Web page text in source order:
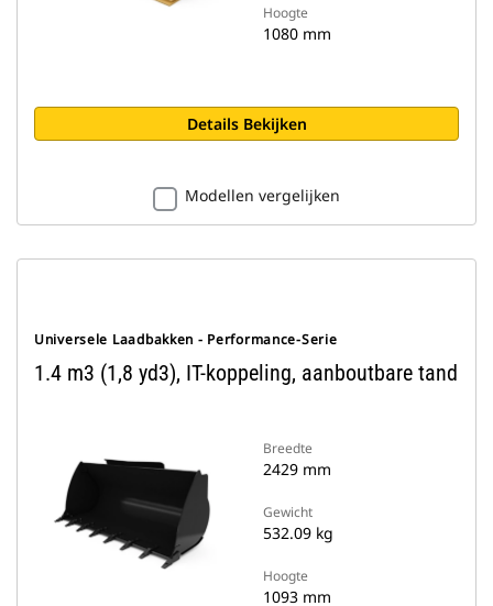
Hoogte
1080 mm
Details Bekijken
Modellen vergelijken
Universele Laadbakken - Performance-Serie
1.4 m3 (1,8 yd3), IT-koppeling, aanboutbare tand
Breedte
2429 mm
Gewicht
532.09 kg
Hoogte
1093 mm